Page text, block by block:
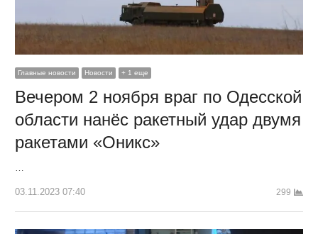
Главные новости Новости + 1 еще
Вечером 2 ноября враг по Одесской
области нанёс ракетный удар двумя
ракетами «Оникс»
03.11.2023 07:40 299